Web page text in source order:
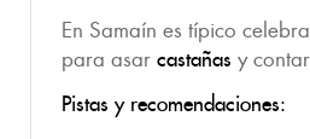
En Samaín es típico
para asar castañas y
Pistas y recomendaciones: